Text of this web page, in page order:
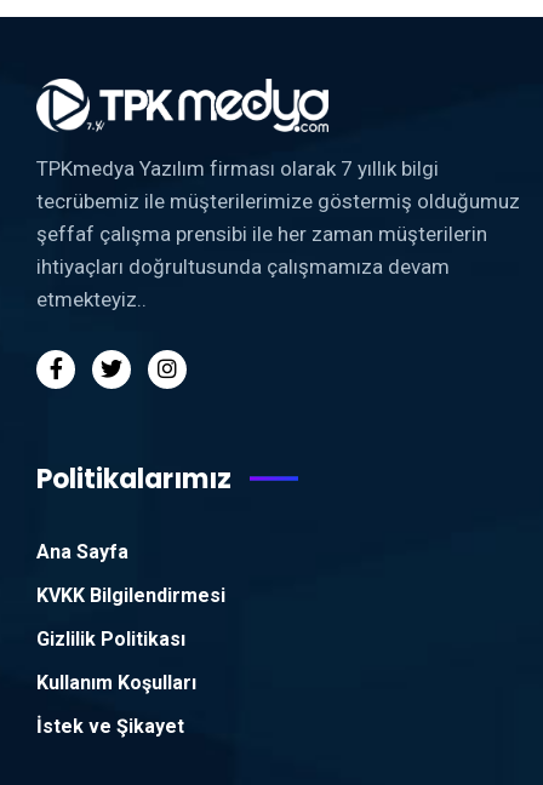
TPKmedya Yazılım firması olarak 7 yıllık bilgi
tecrübemiz ile müşterilerimize göstermiş olduğumuz
şeffaf çalışma prensibi ile her zaman müşterilerin
ihtiyaçları doğrultusunda çalışmamıza devam
etmekteyiz..
Politikalarımız
Ana Sayfa
KVKK Bilgilendirmesi
Gizlilik Politikası
Kullanım Koşulları
İstek ve Şikayet